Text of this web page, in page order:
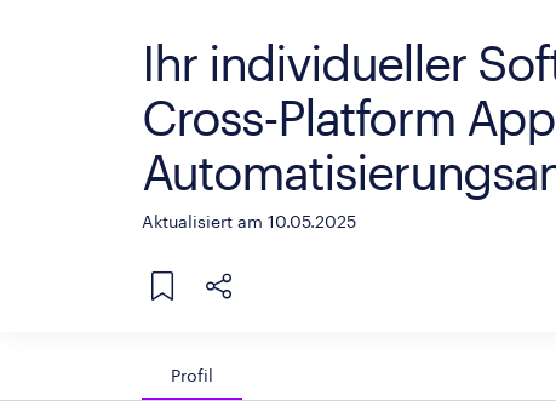
Ihr individueller
Cross-Platform
Aktualisiert am 10.05.2025
Profil